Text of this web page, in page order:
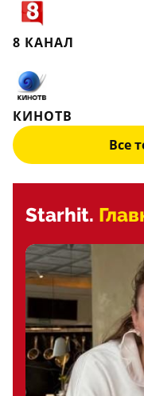
8 КАНАЛ
КИНОТВ
Все
Starhit.